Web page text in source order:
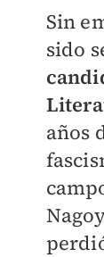
Sin
sido
años